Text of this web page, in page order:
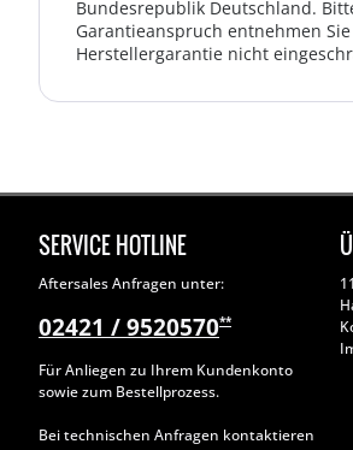
Bundesrepublik Deutschland.
Garantieanspruch entnehmen
Herstellergarantie nicht
SERVICE HOTLINE
Aftersales Anfragen unter:
02421 / 9520570**
Für Anliegen zu Ihrem Kundenkonto
sowie zum Bestellprozess.
Bei technischen Anfragen kontaktieren